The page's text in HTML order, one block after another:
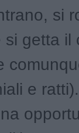
si
si getta il
e